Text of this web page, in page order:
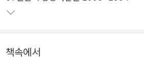
어내며 범람하는 해외의 사례들로부터
책속에서